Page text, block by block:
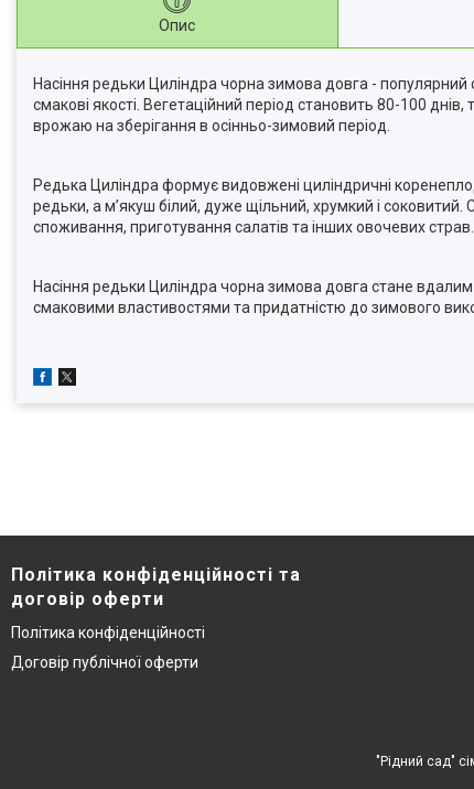
Опис
Насіння редьки Циліндра чорна зимова довга - популярний
смакові якості. Вегетаційний період становить 80-100
врожаю на зберігання в осінньо-зимовий період.
Редька Циліндра формує видовжені циліндричні
редьки, а м’якуш білий, дуже щільний, хрумкий і
споживання, приготування салатів та інших овочевих страв.
Насіння редьки Циліндра чорна зимова довга стане
смаковими властивостями та придатністю до зимового
Політика конфіденційності та
договір оферти
Політика конфіденційності
Договір публічної оферти